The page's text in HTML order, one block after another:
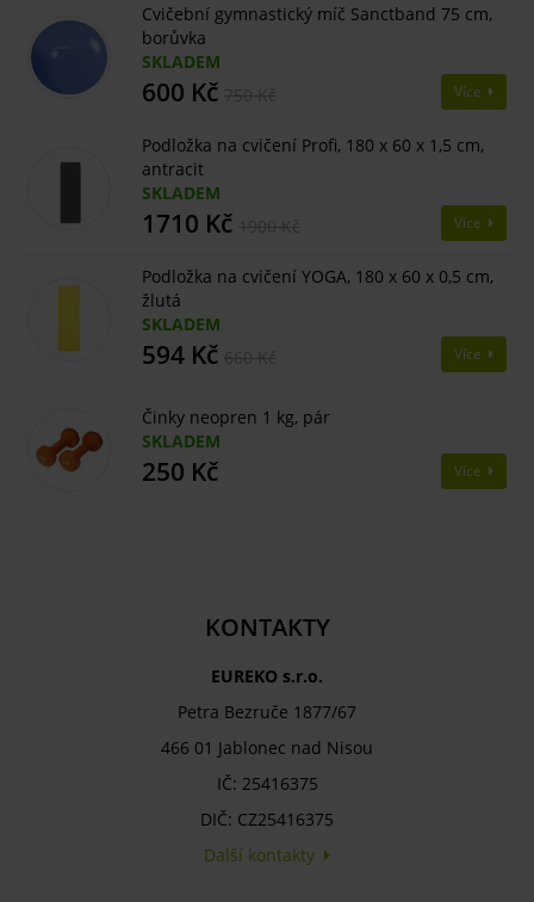
Cvičební gymnastický míč Sanctband 75 cm,
borůvka
SKLADEM
600 Kč Více
Podložka na cvičení Profi, 180 x 60 x 1,5 cm,
antracit
SKLADEM
1710 Kč Více
Podložka na cvičení YOGA, 180 x 60 x 0,5 cm,
žlutá
SKLADEM
594 Kč Více
Činky neopren 1 kg, pár
SKLADEM
250 Kč Více
KONTAKTY
EUREKO s.r.o.
Petra Bezruče 1877/67
466 01 Jablonec nad Nisou
IČ: 25416375
DIČ: CZ25416375
Další kontakty